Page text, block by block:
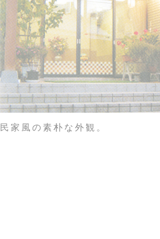
民家風の素朴な外観。